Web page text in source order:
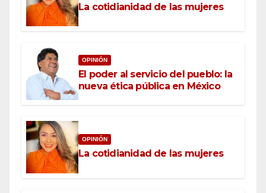
La cotidianidad de las mujeres
OPINIÓN
El poder al servicio del pueblo: la
nueva ética pública en México
OPINIÓN
La cotidianidad de las mujeres